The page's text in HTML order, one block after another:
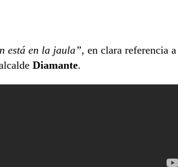
está en la jaula”, en clara referencia a
Diamante.